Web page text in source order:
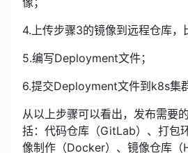
4.上传步骤3的镜像到远程仓库，
5.编写Deployment文件；
6.提交Deployment文件到k8s集群
从以上步骤可以看出，发布需要
括：代码仓库（GitLab）、打包
像制作（Docker）、镜像仓库